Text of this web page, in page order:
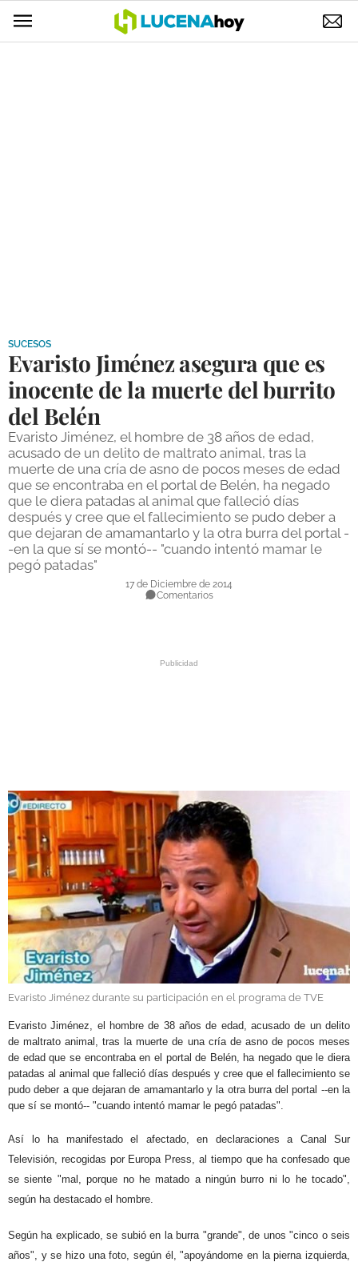
DEPORTES
COMPETICIONES
DEPORTE BASE
OPINIÓN
VENTANA CIUDADANA
CÓRDOBA
PROVINCIA
SUCESOS
Evaristo Jiménez asegura que es
inocente de la muerte del burrito
del Belén
Evaristo Jiménez, el hombre de 38 años de edad,
acusado de un delito de maltrato animal, tras la
muerte de una cría de asno de pocos meses de edad
que se encontraba en el portal de Belén, ha negado
que le diera patadas al animal que falleció días
después y cree que el fallecimiento se pudo deber a
que dejaran de amamantarlo y la otra burra del portal -
-en la que sí se montó-- "cuando intentó mamar le
pegó patadas"
17 de Diciembre de 2014
Comentarios
Evaristo Jiménez durante su participación en el programa de TVE
Evaristo Jiménez, el hombre de 38 años de edad, acusado de un delito
de maltrato animal, tras la muerte de una cría de asno de pocos meses
de edad que se encontraba en el portal de Belén, ha negado que le diera
patadas al animal que falleció días después y cree que el fallecimiento se
pudo deber a que dejaran de amamantarlo y la otra burra del portal --en la
que sí se montó-- "cuando intentó mamar le pegó patadas".
Así lo ha manifestado el afectado, en declaraciones a Canal Sur
Televisión, recogidas por Europa Press, al tiempo que ha confesado que
se siente "mal, porque no he matado a ningún burro ni lo he tocado",
según ha destacado el hombre.
Según ha explicado, se subió en la burra "grande", de unos "cinco o seis
años", y se hizo una foto, según él, "apoyándome en la pierna izquierda,